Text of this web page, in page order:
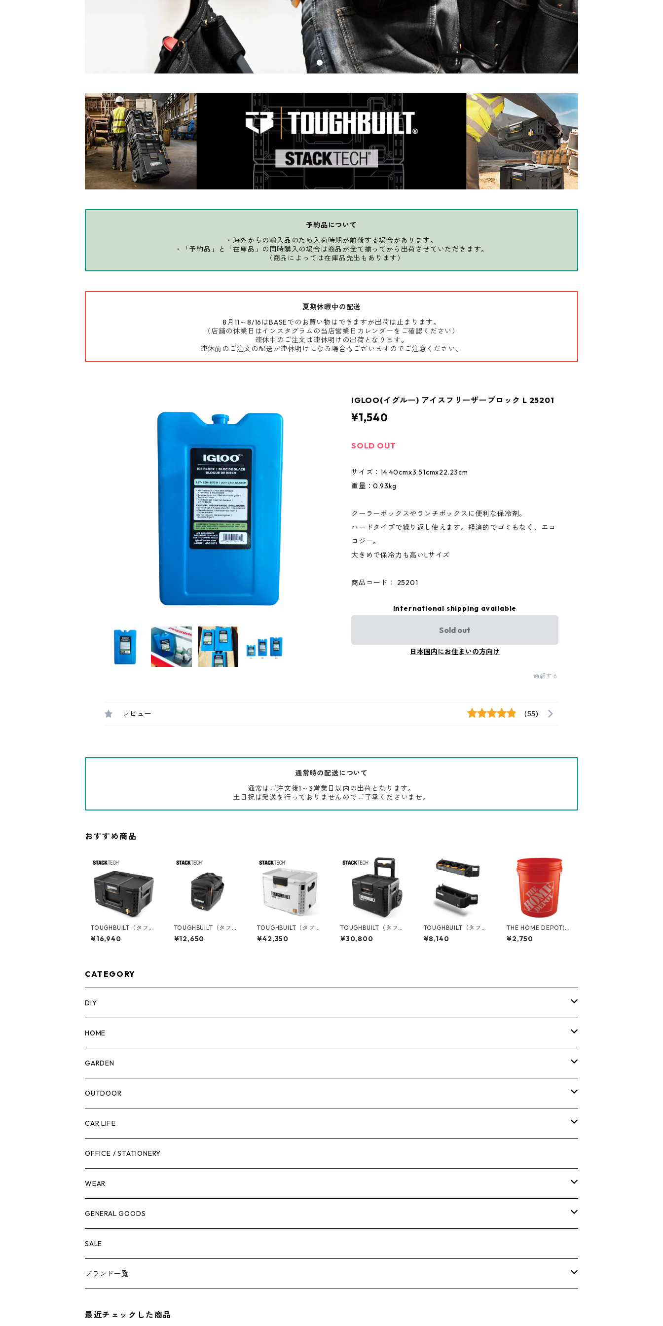
予約品について
・海外からの輸入品のため入荷時期が前後する場合があります。
・「予約品」と「在庫品」の同時購入の場合は商品が全て揃ってから出荷させていただきます。
（商品によっては在庫品先出もあります）
夏期休暇中の配送
8月11～8/16はBASEでのお買い物はできますが出荷は止まります。
（店舗の休業日はインスタグラムの当店営業日カレンダーをご確認ください）
連休中のご注文は連休明けの出荷となります。
連休前のご注文の配送が連休明けになる場合もございますのでご注意ください。
IGLOO(イグルー) アイスフリーザーブロック L 25201
¥1,540
SOLD OUT
サイズ：14.40cmx3.51cmx22.23cm
重量：0.93kg
クーラーボックスやランチボックスに便利な保冷剤。
ハードタイプで繰り返し使えます。経済的でゴミもなく、エコ
ロジー。
大きめで保冷力も高いLサイズ
商品コード： 25201
International shipping available
Sold out
日本国内にお住まいの方向け
通報する
レビュー (55)
通常時の配送について
通常はご注文後1～3営業日以内の出荷となります。
土日祝は発送を行っておりませんのでご了承くださいませ。
おすすめ商品
TOUGHBUILT（タフビ
ルト）STACK TECH(ス
タックテック) ツール
¥16,940
TOUGHBUILT（タフビ
ルト）STACK TECH(ス
タックテック) ツール
¥12,650
TOUGHBUILT（タフビ
ルト）STACK TECH(ス
タックテック) ハード
¥42,350
TOUGHBUILT（タフビ
ルト）STACK TECH(ス
タックテック) ウィー
¥30,800
TOUGHBUILT（タフビ
ルト）STACK TECH(ス
タックテック) マルチ
¥8,140
THE HOME DEPOT(ホ
ームデポ) 5ガロンバケ
ツ 05GLHD2
¥2,750
CATEGORY
DIY
マーカー
計測機器
腰袋・ツールホルスター
工具箱
作業台
脚立
ケミカル
その他
HOME
5ガロンバケツ
キッチン
日用品
ボディケア
GARDEN
剪定ばさみ
ガーデンツール
ガーデンチェア
キャビネット・ツールハンガー
冬季用品
その他
OUTDOOR
スツール
バンジーバンド
ストレージボックス
クーラーボックス
ナイフ
CAR LIFE
メンテナンスグッズ
車内グッズ
車外グッズ
芳香剤
OFFICE / STATIONERY
WEAR
トップス
ボトムス
アンダーウェア
GENERAL GOODS
ウォレット
エアーフレッシュナー
SALE
ブランド一覧
最近チェックした商品